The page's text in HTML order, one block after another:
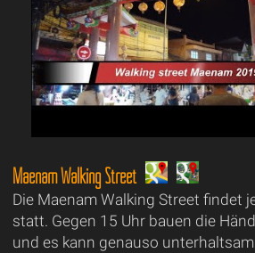
Maenam Walking Street
Die Maenam Walking Street findet
statt. Gegen 15 Uhr bauen die
und es kann genauso